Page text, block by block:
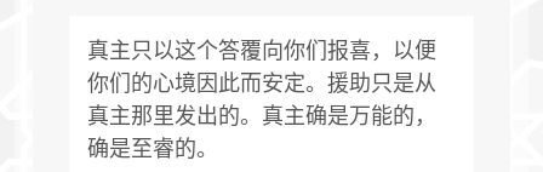
真主只以这个答覆向你们报喜，以便
你们的心境因此而安定。援助只是从
真主那里发出的。真主确是万能的，
确是至睿的。